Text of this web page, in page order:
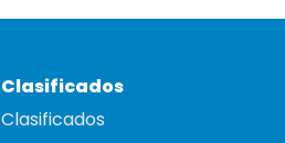
Clasificados
Clasificados